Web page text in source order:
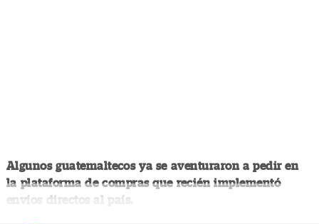
Algunos guatemaltecos ya se aventuraron a pedir en
la plataforma de compras que recién implementó
envíos directos al país.